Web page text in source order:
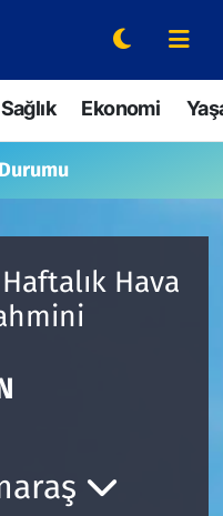
Sağlık Ekonomi
Hava
Fikstür